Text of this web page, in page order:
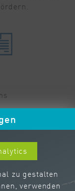
zu gestalten
verwenden